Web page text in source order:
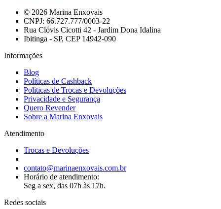
© 2026 Marina Enxovais
CNPJ: 66.727.777/0003-22
Rua Clóvis Cicotti 42 - Jardim Dona Idalina
Ibitinga - SP, CEP 14942-090
Informações
Blog
Políticas de Cashback
Politicas de Trocas e Devoluções
Privacidade e Segurança
Quero Revender
Sobre a Marina Enxovais
Atendimento
Trocas e Devoluções
contato@marinaenxovais.com.br
Horário de atendimento:
Seg a sex, das 07h às 17h.
Redes sociais